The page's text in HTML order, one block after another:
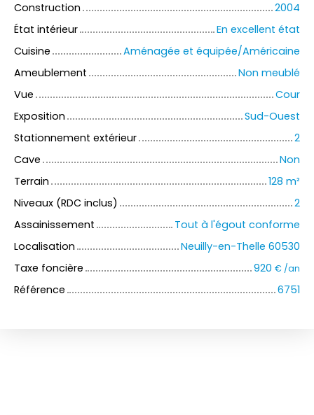
Construction
2004
État intérieur
En excellent état
Cuisine
Aménagée et équipée/Américaine
Ameublement
Non meublé
Vue
Cour
Exposition
Sud-Ouest
Stationnement extérieur
2
Cave
Non
Terrain
128 m²
Niveaux (RDC inclus)
2
Assainissement
Tout à l'égout conforme
Localisation
Neuilly-en-Thelle 60530
Taxe foncière
920 € /an
Référence 6751